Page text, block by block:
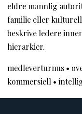
eldre mannlig
familie eller kulturell
beskrive ledere
hierarkier.
medleverturnus •
kommersiell •